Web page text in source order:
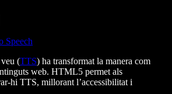
Speech
(TTS) ha transformat la manera com
web. HTML5 permet als
hi TTS, millorant l’accessibilitat i